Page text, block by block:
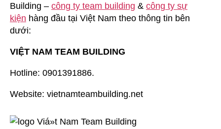
Building – công ty team building & công ty sự
kiện hàng đầu tại Việt Nam theo thông tin bên
dưới:
VIỆT NAM TEAM BUILDING
Hotline: 0901391886.
Website: vietnamteambuilding.net